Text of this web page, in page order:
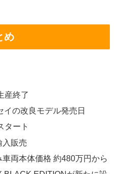
め
産終了
の改良モデル発売日
タート
入販売
両本体価格 約480万円から